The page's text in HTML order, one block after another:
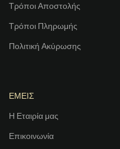
Τρόποι Αποστολής
Τρόποι Πληρωμής
Πολιτική Ακύρωσης
ΕΜΕΙΣ
Η Εταιρία μας
Επικοινωνία